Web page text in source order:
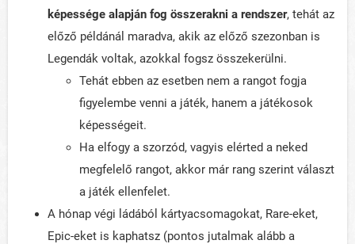
képessége alapján fog összerakni a rendszer, tehát az
előző példánál maradva, akik az előző szezonban is
Legendák voltak, azokkal fogsz összekerülni.
Tehát ebben az esetben nem a rangot fogja
figyelembe venni a játék, hanem a játékosok
képességeit.
Ha elfogy a szorzód, vagyis elérted a neked
megfelelő rangot, akkor már rang szerint választ
a játék ellenfelet.
A hónap végi ládából kártyacsomagokat, Rare-eket,
Epic-eket is kaphatsz (pontos jutalmak alább a